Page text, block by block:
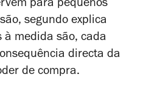
para pequenos
segundo explica
à medida são, cada
directa da
de compra.